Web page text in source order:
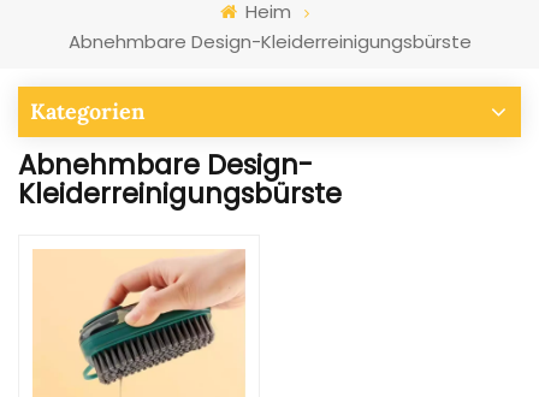
Heim
Abnehmbare Design-Kleiderreinigungsbürste
Kategorien
Abnehmbare Design-
Kleiderreinigungsbürste